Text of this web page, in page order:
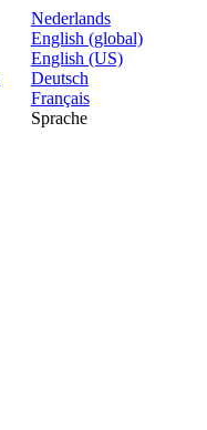
Nederlands
English (global)
English (US)
Deutsch
Français
Sprache